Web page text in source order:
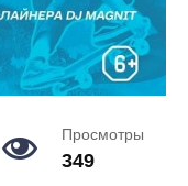
Просмотры
349